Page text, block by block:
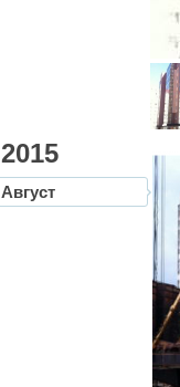
2015
Август